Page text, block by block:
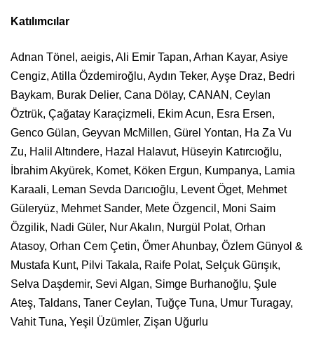
Katılımcılar
Adnan Tönel, aeigis, Ali Emir Tapan, Arhan Kayar, Asiye
Cengiz, Atilla Özdemiroğlu, Aydın Teker, Ayşe Draz, Bedri
Baykam, Burak Delier, Cana Dölay, CANAN, Ceylan
Öztrük, Çağatay Karaçizmeli, Ekim Acun, Esra Ersen,
Genco Gülan, Geyvan McMillen, Gürel Yontan, Ha Za Vu
Zu, Halil Altındere, Hazal Halavut, Hüseyin Katırcıoğlu,
İbrahim Akyürek, Komet, Köken Ergun, Kumpanya, Lamia
Karaali, Leman Sevda Darıcıoğlu, Levent Öget, Mehmet
Güleryüz, Mehmet Sander, Mete Özgencil, Moni Saim
Özgilik, Nadi Güler, Nur Akalın, Nurgül Polat, Orhan
Atasoy, Orhan Cem Çetin, Ömer Ahunbay, Özlem Günyol &
Mustafa Kunt, Pilvi Takala, Raife Polat, Selçuk Gürışık,
Selva Daşdemir, Sevi Algan, Simge Burhanoğlu, Şule
Ateş, Taldans, Taner Ceylan, Tuğçe Tuna, Umur Turagay,
Vahit Tuna, Yeşil Üzümler, Zişan Uğurlu